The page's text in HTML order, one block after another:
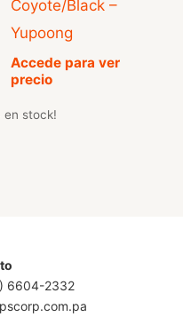
Coyote/Black –
Yupoong
Accede para ver
precio
en stock!
6604-2332